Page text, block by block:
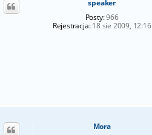
speaker
Posty:966
Rejestracja:18 sie 2009, 12:16
Mora